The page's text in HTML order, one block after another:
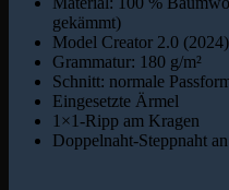
gekämmt)
Model Creator 2.0 (2024)
Grammatur: 180 g/m²
Schnitt: normale
Eingesetzte Ärmel
1×1-Ripp am Kragen
Doppelnaht-Steppnaht